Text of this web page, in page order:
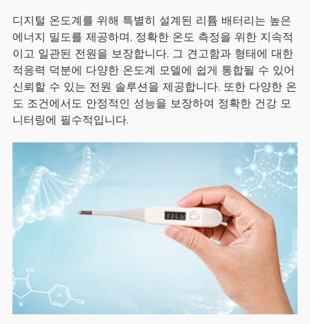
디지털 온도계를 위해 특별히 설계된 리튬 배터리는 높은
에너지 밀도를 제공하며, 정확한 온도 측정을 위한 지속적
이고 일관된 전원을 보장합니다. 그 견고함과 형태에 대한
적응력 덕분에 다양한 온도계 모델에 쉽게 통합될 수 있어
신뢰할 수 있는 전원 솔루션을 제공합니다. 또한 다양한 온
도 조건에서도 안정적인 성능을 보장하여 정확한 건강 모
니터링에 필수적입니다.